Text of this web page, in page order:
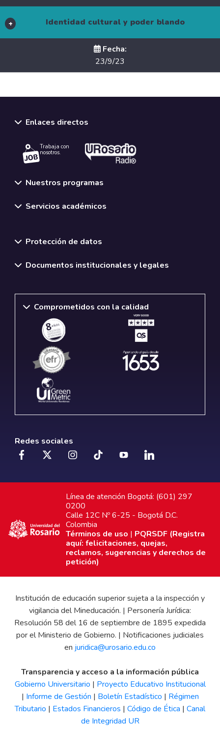
Identidad cultural y poder blando
Fecha:
23/9/23
Massimo Manzonia
Modalidad
Enlaces directos
Trabaja con
nosotros.
Nuestros programas
Servicios académicos
Protección de datos
Documentos institucionales y legales
Comprometidos con la calidad
Redes sociales
Línea de atención Bogotá: (601) 297
0200
Calle 12C Nº 6-25 - Bogotá D.C.
Colombia
Términos de uso | PQRSDF (Registra
aquí: felicitaciones, quejas,
reclamos, sugerencias y derechos de
petición)
Institución de educación superior sujeta a la inspección y
vigilancia del Mineducación. | Personería Jurídica:
Resolución 58 del 16 de septiembre de 1895 expedida
por el Ministerio de Gobierno. | Notificaciones judiciales
en juridica@urosario.edu.co
Transparencia y acceso a la información pública
Gobierno Universitario | Proyecto Educativo Institucional
| Informe de Gestión | Boletín Estadístico | Régimen
Tributario | Estados Financieros | Código de Ética | Canal
de Integridad UR